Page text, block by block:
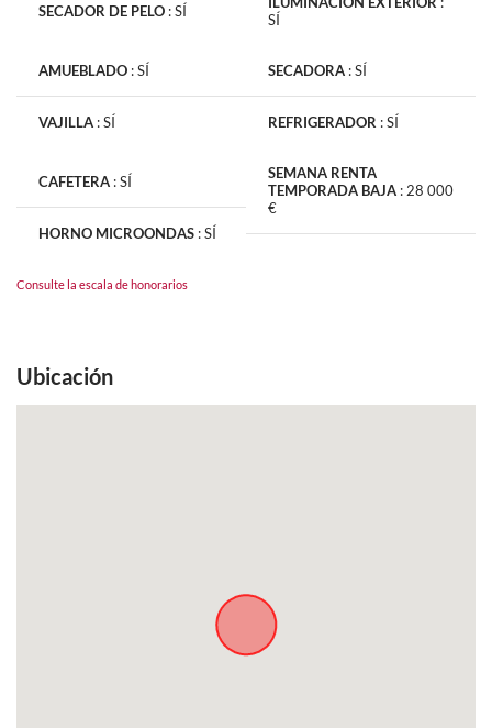
SECADOR DE PELO :SÍ
SÍ
AMUEBLADO :SÍ
VAJILLA :SÍ
SECADORA :SÍ
REFRIGERADOR :SÍ
CAFETERA :SÍ
HORNO MICROONDAS :SÍ
SEMANA RENTA
TEMPORADA BAJA :28 000
€
Consulte la escala de honorarios
Ubicación